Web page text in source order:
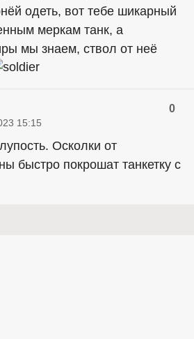
одеть, вот тебе шикарный
меркам танк, а
мы знаем, ствол от неё
0
15:15
Осколки от
быстро покрошат танкетку с